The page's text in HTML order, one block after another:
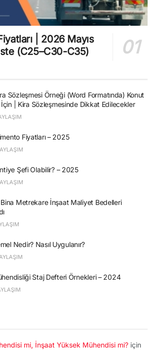
| 2026 Mayıs
(C25–C30-C35)
Sözleşmesi Örneği (Word Formatında) Konut
| Kira Sözleşmesinde Dikkat Edilecekler
Fiyatları – 2025
Şefi Olabilir? – 2025
Bina Metrekare İnşaat Maliyet Bedelleri
Nedir? Nasıl Uygulanır?
Staj Defteri Örnekleri – 2024
mi, İnşaat Yüksek Mühendisi mi? için